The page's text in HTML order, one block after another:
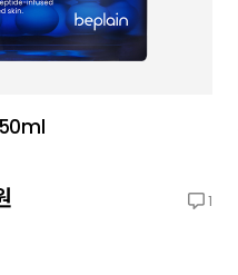
50ml
1